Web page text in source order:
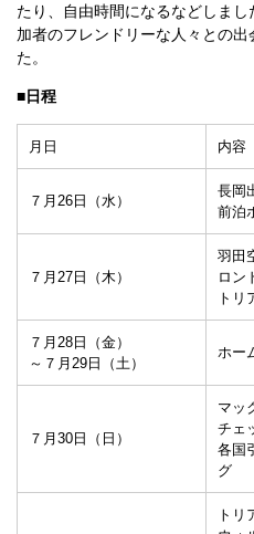
たり、自由時間になるなどしま
加者のフレンドリーな人々との
た。
■日程
月日 内容
７月26日（水）
長岡
前泊
７月27日（木）
羽田
ロン
トリ
７月28日（金）
～７月29日（土）
ホー
７月30日（日）
マッ
チェ
各国
グ
トリ